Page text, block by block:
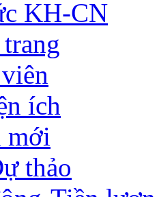
KH-CN
ích
mới
thảo